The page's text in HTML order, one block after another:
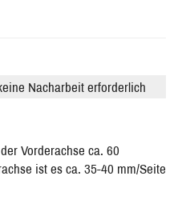
Nacharbeit erforderlich
Vorderachse ca. 60
ist es ca. 35-40 mm/Seite